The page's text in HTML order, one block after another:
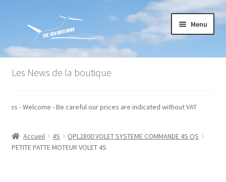
la
navigation
contenu
Menu
Accueil
Conditions générales de vente
Mon compte
Les News de la boutique
taxes - Welcome - Be careful our prices are indicated without VAT
Accueil 4S
QPL2800 VOLET SYSTEME COMMANDE 4S QS
PETITE PATTE MOTEUR VOLET 4S